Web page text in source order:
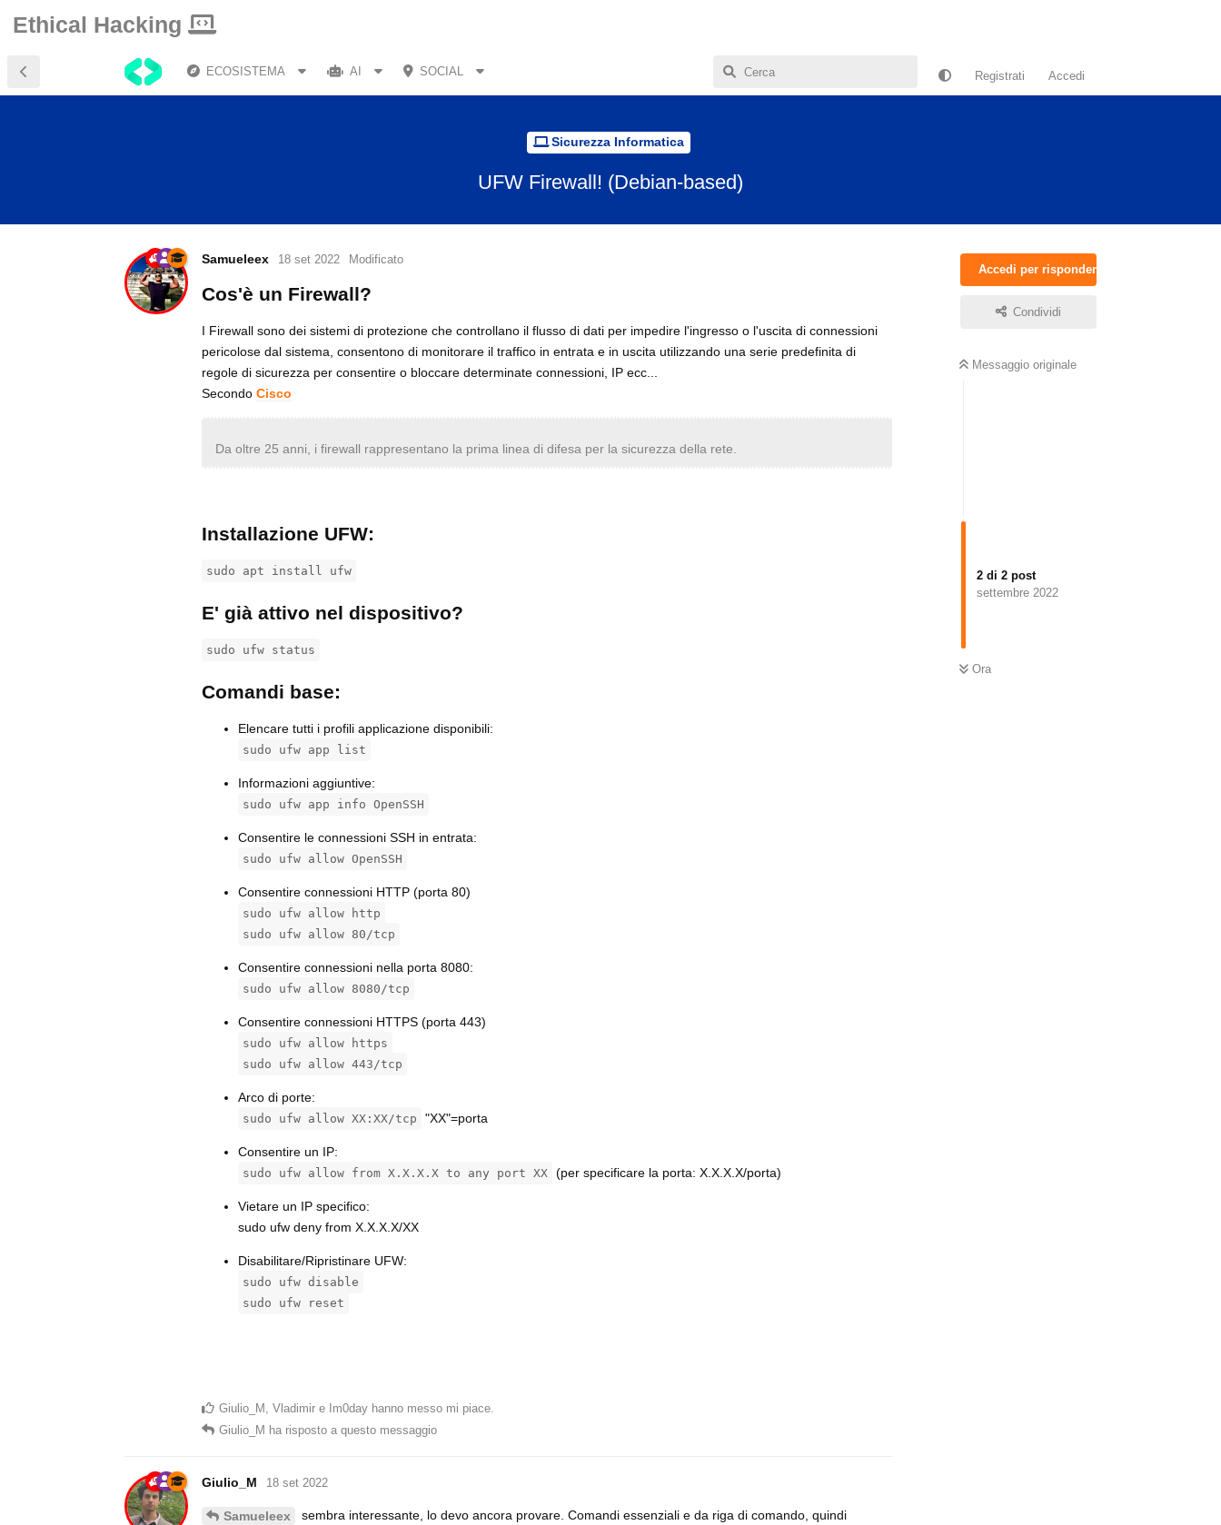
Ethical Hacking
ECOSISTEMA AI SOCIAL Registrati Accedi
Sicurezza Informatica
UFW Firewall! (Debian-based)
Accedi per rispondere
Condividi
Messaggio originale
2 di 2 post
settembre 2022
Ora
Samueleex 18 set 2022 Modificato
Cos'è un Firewall?
I Firewall sono dei sistemi di protezione che controllano il flusso di dati per impedire l'ingresso o l'uscita di connessioni
pericolose dal sistema, consentono di monitorare il traffico in entrata e in uscita utilizzando una serie predefinita di
regole di sicurezza per consentire o bloccare determinate connessioni, IP ecc...
Secondo Cisco
Da oltre 25 anni, i firewall rappresentano la prima linea di difesa per la sicurezza della rete.
Installazione UFW:
sudo apt install ufw
E' già attivo nel dispositivo?
sudo ufw status
Comandi base:
Elencare tutti i profili applicazione disponibili:
sudo ufw app list
Informazioni aggiuntive:
sudo ufw app info OpenSSH
Consentire le connessioni SSH in entrata:
sudo ufw allow OpenSSH
Consentire connessioni HTTP (porta 80)
sudo ufw allow http
sudo ufw allow 80/tcp
Consentire connessioni nella porta 8080:
sudo ufw allow 8080/tcp
Consentire connessioni HTTPS (porta 443)
sudo ufw allow https
sudo ufw allow 443/tcp
Arco di porte:
sudo ufw allow XX:XX/tcp "XX"=porta
Consentire un IP:
sudo ufw allow from X.X.X.X to any port XX (per specificare la porta: X.X.X.X/porta)
Vietare un IP specifico:
sudo ufw deny from X.X.X.X/XX
Disabilitare/Ripristinare UFW:
sudo ufw disable
sudo ufw reset
Giulio_M Vladimir e Im0day hanno messo mi piace
Giulio_M ha risposto a questo messaggio
Giulio_M 18 set 2022
Samueleex
sembra interessante, lo devo ancora provare. Comandi essenziali e da riga di comando, quindi